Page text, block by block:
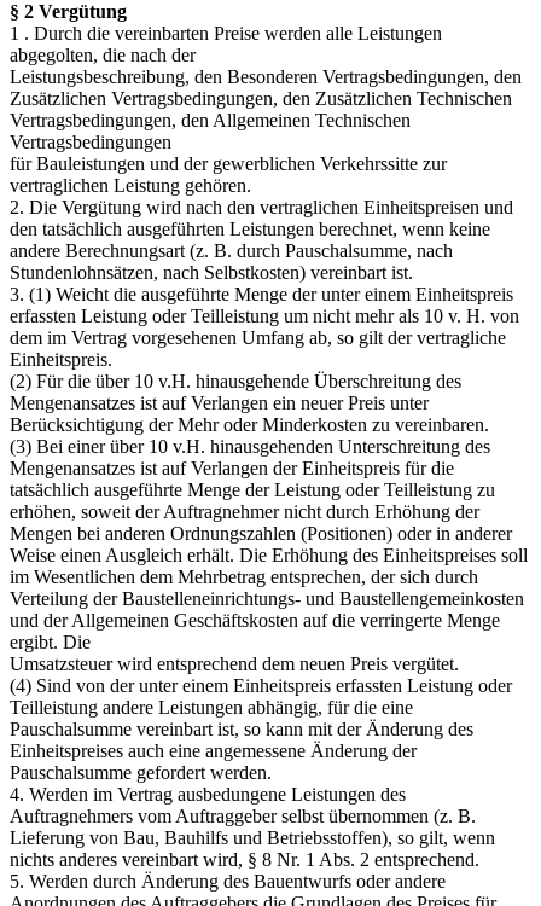
§ 2 Vergütung
1 . Durch die vereinbarten Preise werden alle Leistungen
abgegolten, die nach der
Leistungsbeschreibung, den Besonderen Vertragsbedingungen, den
Zusätzlichen Vertragsbedingungen, den Zusätzlichen Technischen
Vertragsbedingungen, den Allgemeinen Technischen
Vertragsbedingungen
für Bauleistungen und der gewerblichen Verkehrssitte zur
vertraglichen Leistung gehören.
2. Die Vergütung wird nach den vertraglichen Einheitspreisen und
den tatsächlich ausgeführten Leistungen berechnet, wenn keine
andere Berechnungsart (z. B. durch Pauschalsumme, nach
Stundenlohnsätzen, nach Selbstkosten) vereinbart ist.
3. (1) Weicht die ausgeführte Menge der unter einem Einheitspreis
erfassten Leistung oder Teilleistung um nicht mehr als 10 v. H. von
dem im Vertrag vorgesehenen Umfang ab, so gilt der vertragliche
Einheitspreis.
(2) Für die über 10 v.H. hinausgehende Überschreitung des
Mengenansatzes ist auf Verlangen ein neuer Preis unter
Berücksichtigung der Mehr oder Minderkosten zu vereinbaren.
(3) Bei einer über 10 v.H. hinausgehenden Unterschreitung des
Mengenansatzes ist auf Verlangen der Einheitspreis für die
tatsächlich ausgeführte Menge der Leistung oder Teilleistung zu
erhöhen, soweit der Auftragnehmer nicht durch Erhöhung der
Mengen bei anderen Ordnungszahlen (Positionen) oder in anderer
Weise einen Ausgleich erhält. Die Erhöhung des Einheitspreises soll
im Wesentlichen dem Mehrbetrag entsprechen, der sich durch
Verteilung der Baustelleneinrichtungs- und Baustellengemeinkosten
und der Allgemeinen Geschäftskosten auf die verringerte Menge
ergibt. Die
Umsatzsteuer wird entsprechend dem neuen Preis vergütet.
(4) Sind von der unter einem Einheitspreis erfassten Leistung oder
Teilleistung andere Leistungen abhängig, für die eine
Pauschalsumme vereinbart ist, so kann mit der Änderung des
Einheitspreises auch eine angemessene Änderung der
Pauschalsumme gefordert werden.
4. Werden im Vertrag ausbedungene Leistungen des
Auftragnehmers vom Auftraggeber selbst übernommen (z. B.
Lieferung von Bau, Bauhilfs und Betriebsstoffen), so gilt, wenn
nichts anderes vereinbart wird, § 8 Nr. 1 Abs. 2 entsprechend.
5. Werden durch Änderung des Bauentwurfs oder andere